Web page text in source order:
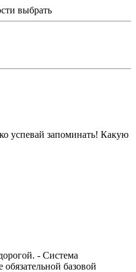
выбрать
успевай запоминать! Какую
- Система
базовой